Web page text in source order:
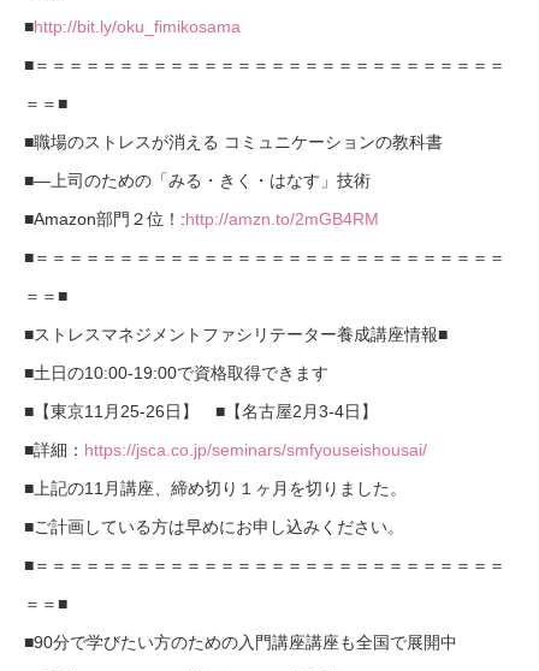
■http://bit.ly/oku_fimikosama
■＝＝＝＝＝＝＝＝＝＝＝＝＝＝＝＝＝＝＝＝＝＝＝＝＝＝＝＝
＝＝■
■職場のストレスが消える コミュニケーションの教科書
■―上司のための「みる・きく・はなす」技術
■Amazon部門２位！:http://amzn.to/2mGB4RM
■＝＝＝＝＝＝＝＝＝＝＝＝＝＝＝＝＝＝＝＝＝＝＝＝＝＝＝＝
＝＝■
■ストレスマネジメントファシリテーター養成講座情報■
■土日の10:00-19:00で資格取得できます
■【東京11月25-26日】 ■【名古屋2月3-4日】
■詳細： https://jsca.co.jp/seminars/smfyouseishousai/
■上記の11月講座、締め切り１ヶ月を切りました。
■ご計画している方は早めにお申し込みください。
■＝＝＝＝＝＝＝＝＝＝＝＝＝＝＝＝＝＝＝＝＝＝＝＝＝＝＝＝
＝＝■
■90分で学びたい方のための入門講座講座も全国で展開中